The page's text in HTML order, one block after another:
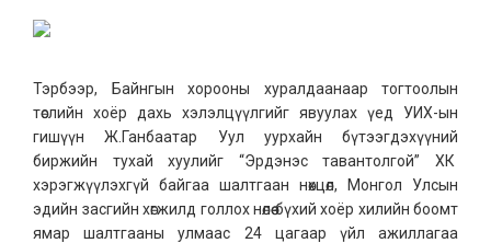
Тэрбээр, Байнгын хорооны хуралдаанаар тогтоолын
төслийн хоёр дахь хэлэлцүүлгийг явуулах үед УИХ-ын
гишүүн Ж.Ганбаатар Уул уурхайн бүтээгдэхүүний
биржийн тухай хуулийг “Эрдэнэс тавантолгой” ХК
хэрэгжүүлэхгүй байгаа шалтгаан нөхцөл, Монгол Улсын
эдийн засгийн хөгжилд голлох нөлөө бүхий хоёр хилийн боомт
ямар шалтгааны улмаас 24 цагаар үйл ажиллагаа